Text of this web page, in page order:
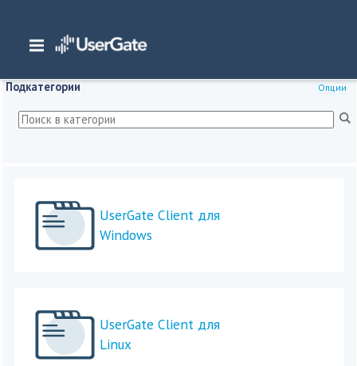
Главная/ Документация/UserGate Client
Опции
Подкатегории
UserGate Client для
Windows
UserGate Client для
Linux